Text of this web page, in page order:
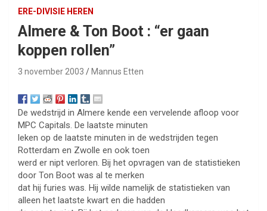
ERE-DIVISIE HEREN
Almere & Ton Boot : “er gaan
koppen rollen”
3 november 2003 Mannus Etten
De wedstrijd in Almere kende een vervelende afloop voor
MPC Capitals. De laatste minuten
leken op de laatste minuten in de wedstrijden tegen
Rotterdam en Zwolle en ook toen
werd er nipt verloren. Bij het opvragen van de statistieken
door Ton Boot was al te merken
dat hij furies was. Hij wilde namelijk de statistieken van
alleen het laatste kwart en die hadden